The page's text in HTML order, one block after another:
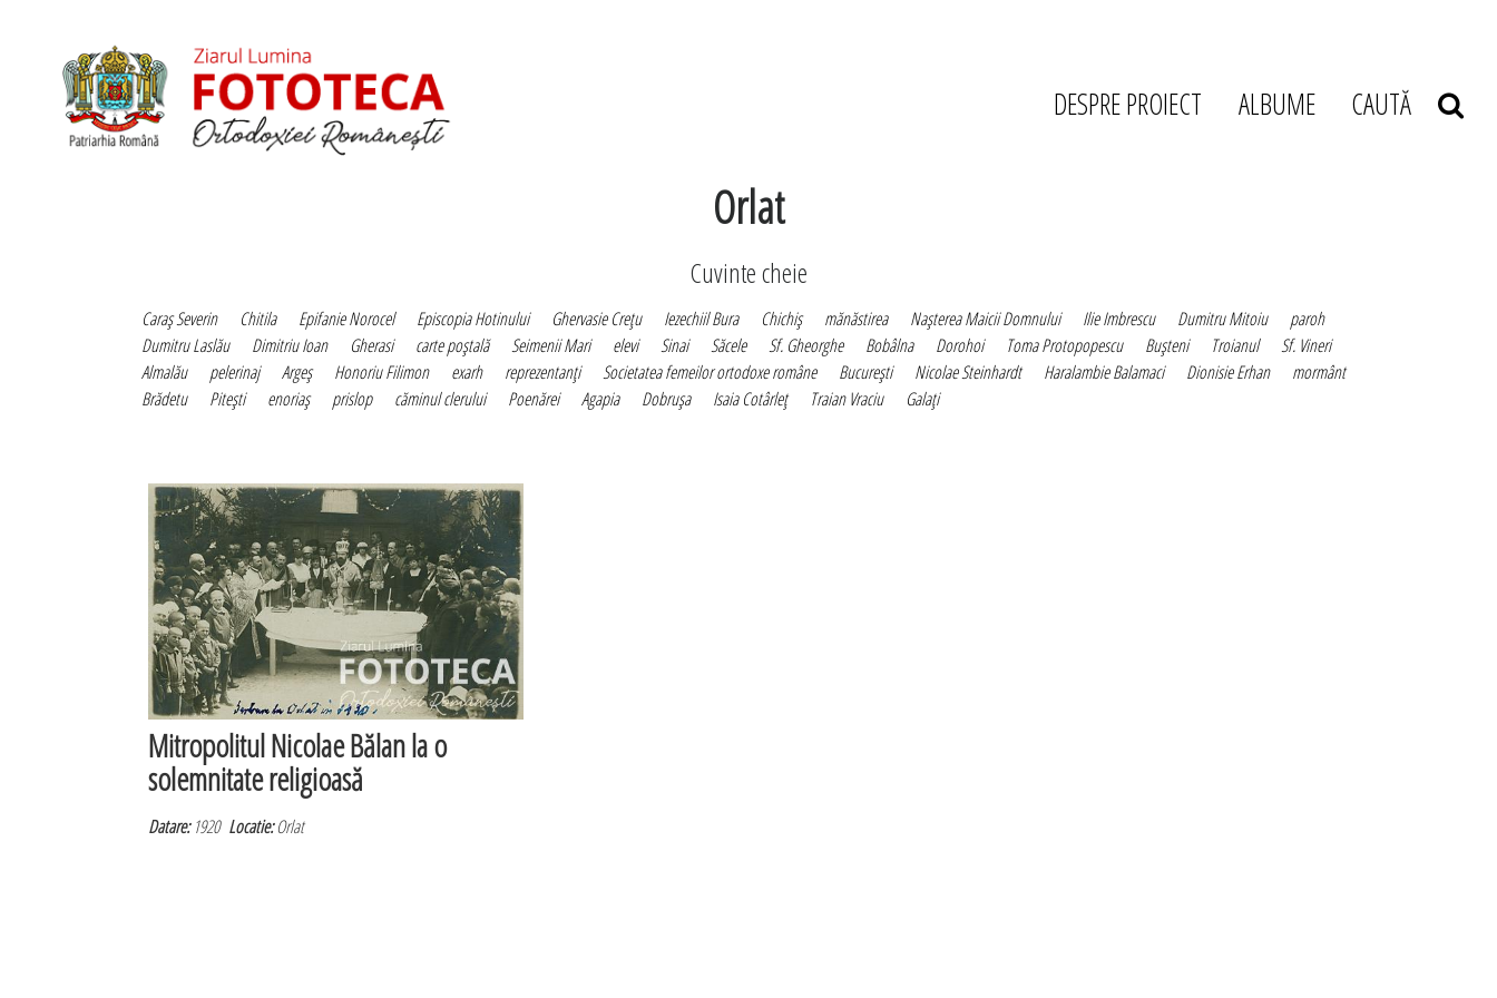
DESPRE PROIECT ALBUME CAUTĂ
Orlat
Cuvinte cheie
Caraş Severin Chitila Epifanie Norocel Episcopia Hotinului Ghervasie Creţu Iezechiil Bura Chichiş mănăstirea Naşterea Maicii Domnului Ilie Imbrescu Dumitru Mitoiu
paroh
Dumitru Laslău
Dimitriu Ioan Gherasi carte poştală Seimenii Mari elevi Sinai Săcele Sf. Gheorghe Bobâlna Dorohoi Toma Protopopescu Buşteni Troianul
Sf. Vineri
Almalău
pelerinaj Argeş Honoriu Filimon exarh reprezentanţi Societatea femeilor ortodoxe române Bucureşti Nicolae Steinhardt Haralambie Balamaci Dionisie Erhan
mormânt
Brădetu
Piteşti enoriaş prislop căminul clerului Poenărei Agapia Dobruşa Isaia Cotârleţ Traian Vraciu Galaţi
Mitropolitul Nicolae Bălan la o
solemnitate religioasă
Datare:1920Locatie:Orlat